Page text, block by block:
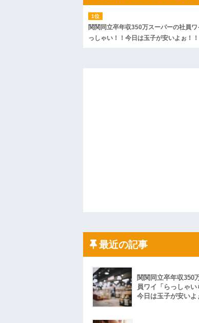
【愕然】白のクラウン俺氏、高
wwwwwwwwwwww
百年の恋12-899 食べた量を張
【悲報】佐藤輝明・・・２軍で
関関同立卒年収350万スーパーの社員
っしゃい！！今日は玉子が安いよぉ！！
最近の記事
関関同立卒年収350
員ワイ「らっしゃい
今日は玉子が安いよ